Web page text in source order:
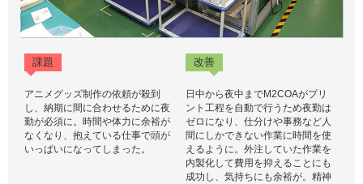
課題 改善
アニメグッズ制作の依頼が殺到
し、納期に間に合わせるために夜
勤が必須に。時間や体力に余裕が
なくなり、抱えている仕事で頭が
いっぱいになってしまった。
日中から夜中までM2COAがプリ
ント工程を自動で行うため夜勤は
ゼロになり、仕分けや事務など人
間にしかできない作業に時間を使
えるように。外注していた作業を
内製化して費用を抑えることにも
成功し、気持ちにも余裕が。精神